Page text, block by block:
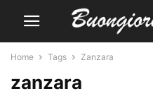
Home Tags Zanzara
zanzara